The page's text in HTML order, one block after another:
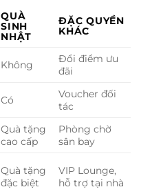
QUÀ
SINH
NHẬT
ĐẶC QUYỀN
KHÁC
Không
Đổi điểm ưu
đãi
Có
Voucher đối
tác
Quà tặng
cao cấp
Phòng chờ
sân bay
Quà tặng
đặc biệt
VIP Lounge,
hỗ trợ tại nhà